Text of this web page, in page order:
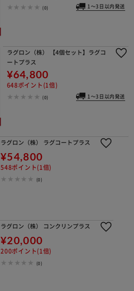
(0) 1～3日以内発送
ラグロン（株） 【4個セット】ラグコ
ートプラス
¥64,800
648ポイント(1倍)
(0) 1～3日以内発送
ラグロン（株） ラグコートプラス
¥54,800
548ポイント(1倍)
(0)
ラグロン（株） コンクリンプラス
¥20,000
200ポイント(1倍)
(0)